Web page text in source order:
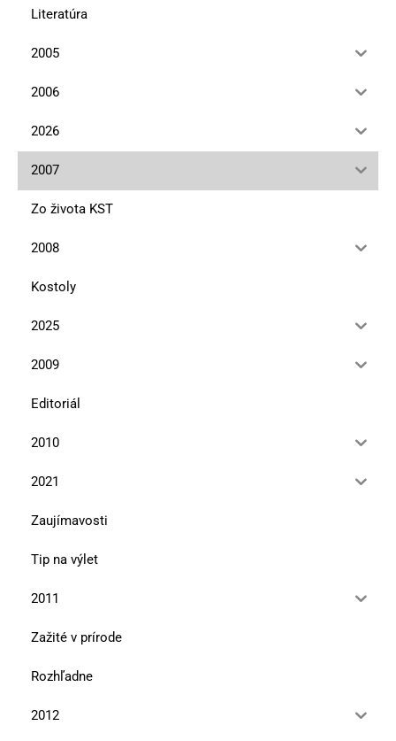
Literatúra
2005
2006
2026
2007
Zo života KST
2008
Kostoly
2025
2009
Editoriál
2010
2021
Zaujímavosti
Tip na výlet
2011
Zažité v prírode
Rozhľadne
2012